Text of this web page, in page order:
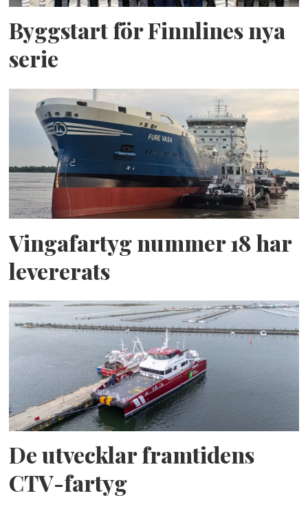
Byggstart för Finnlines nya
serie
Vingafartyg nummer 18 har
levererats
De utvecklar framtidens
CTV-fartyg